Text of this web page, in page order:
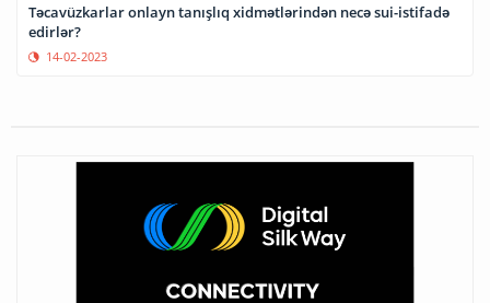
Təcavüzkarlar onlayn tanışlıq xidmətlərindən necə sui-istifadə
edirlər?
14-02-2023